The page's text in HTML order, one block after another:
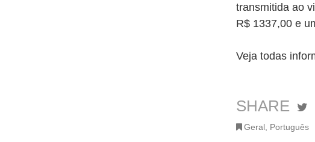
transmitida ao
R$ 1337,00 e
Veja todas
SHARE
Geral Português